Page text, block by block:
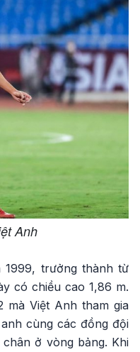
Anh
1999, trưởng thành từ
có chiều cao 1,86 m.
mà Việt Anh tham gia
cùng các đồng đội
ở vòng bảng. Khi